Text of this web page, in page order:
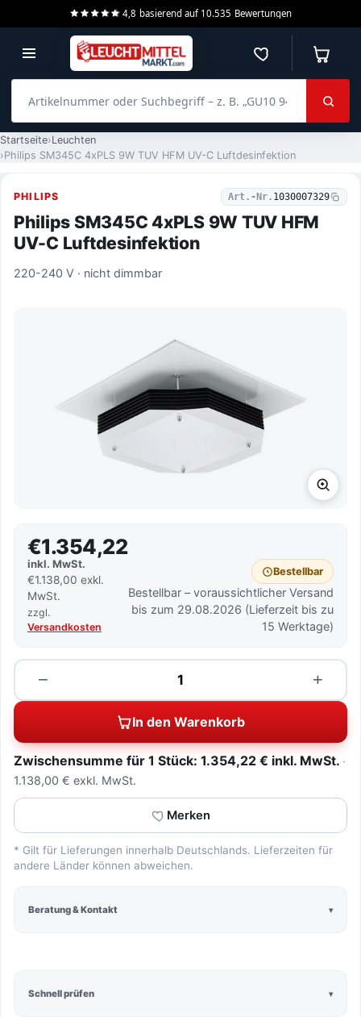
4,8 basierend auf 10.535 Bewertungen
Merkzettel
Startseite Leuchten
Philips SM345C 4xPLS 9W TUV HFM UV-C Luftdesinfektion
PHILIPS Art.-Nr. 1030007329
Philips SM345C 4xPLS 9W TUV HFM
UV-C Luftdesinfektion
220-240 V · nicht dimmbar
Schnell prüfen
€1.354,22
inkl. MwSt.
€1.138,00 exkl.
MwSt.
zzgl.
Versandkosten
Bestellbar
Bestellbar – voraussichtlicher Versand
bis zum 29.08.2026 (Lieferzeit bis zu
15 Werktage)
−
Menge +
In den Warenkorb
Zwischensumme für 1 Stück: 1.354,22 € inkl. MwSt.
1.138,00 € exkl. MwSt.
Merken
* Gilt für Lieferungen innerhalb Deutschlands. Lieferzeiten für
andere Länder können abweichen.
Beratung & Kontakt